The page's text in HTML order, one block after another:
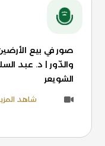
صور في بيع
والدّور | د. عبد
الشويعر
شاهد